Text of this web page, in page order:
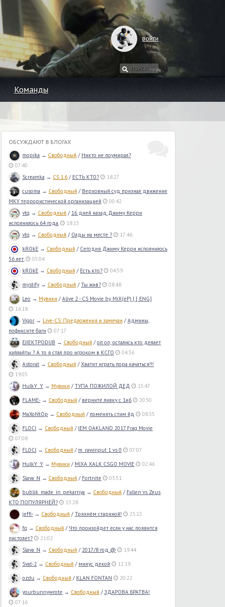
войти
Команды
ОБСУЖДАЮТ В БЛОГАХ
mopika → Свободный / Никто не поумирал?
07:40
Screamka → CS 1.6 / ЕСТЬ КТО? 18:27
cusoma → Свободный / Верховный суд признал движение
МКУ террористической организацией
00:42
vtq → Свободный / 16 дней назад Джиму Керри
исполнилось 64 года.
18:13
vtq → Свободный / Олды на месте ? 17:46
kROkE → Свободный / Сегодня Джиму Керри исполнилось
56 лет.
05:04
kROkE → Свободный / Есть кто? 04:59
mystify → Свободный /Ты жив? 08:48
Leo → Мувики /Alive 2 - CS Movie by MiX(eP) | [ ENG]
16:18
Vigor → Live-CS: Предложения и замечан /Админы,
пофиксите баги
07:17
EJIEKTPODUB → Свободный /оп оп, остались кто делает
хайлайты ? А то я стал про игроком в КСГО
04:36
Astorat → Свободный /Хватит играть пора качаться!!!
19:05
HulkY_Y → Мувики /ТУПА ПОЖИЛОЙ ДЕД 15:47
FLAME-→ Свободный / верните ливку с 1и6 20:50
MaXoNtOp → Свободный / поменять стим йд 08:35
FLOCI → Свободный / IEM OAKLAND 2017 Frag Movie
07:08
FLOCI → Свободный / m_rawinput 1 vs 0 07:07
HulkY_Y → Мувики / MIXA XALK CSGO MOVIE 02:46
Slava_N → Свободный / Fortnite 03:51
bublik_made_in_pekarnya → Свободный / Fallen vs Zeus
КТО ПОПУЛЯРНЕЙ?
13:28
jeffi-→ Свободный /Тряхнём стариной! 23:13
fq → Свободный / Что произойдет если у нас появится
пистолет?
21:02
Slava_N → Свободный / 2017/8 год @ 19:44
Svat-2 → Свободный / минус декой 12:19
ozdu → Свободный / KLAN FONTAN 20:22
yourbunnywrote → Свободный /ЗДАРОВА БРАТВА!
07:16